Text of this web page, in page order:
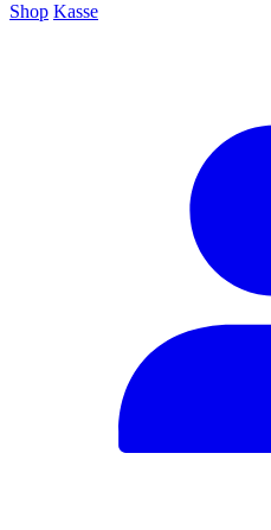
Shop Kasse